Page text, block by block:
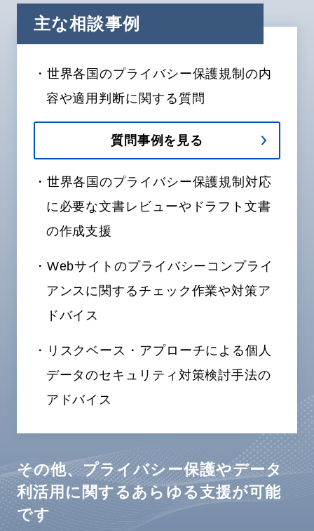
主な相談事例
・世界各国のプライバシー保護規制の内
容や適用判断に関する質問
質問事例を見る
・世界各国のプライバシー保護規制対応
に必要な文書レビューやドラフト文書
の作成支援
・Webサイトのプライバシーコンプライ
アンスに関するチェック作業や対策ア
ドバイス
・リスクベース・アプローチによる個人
データのセキュリティ対策検討手法の
アドバイス
その他、プライバシー保護やデータ
利活用に関するあらゆる支援が可能
です